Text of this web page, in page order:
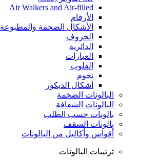
Air Walkers and Air-filled
الأرقام
الأشكال الضخمة والمطبوعة
الحروف
الدائرية
العبارات
القلوب
نجوم
أشكال الديكور
البالونات الضخمة
البالونات الشفافة
بالونات حسب الطلب
بالونات السقف
أقواس وأكاليل من البالونات
ترتيبات البالونات